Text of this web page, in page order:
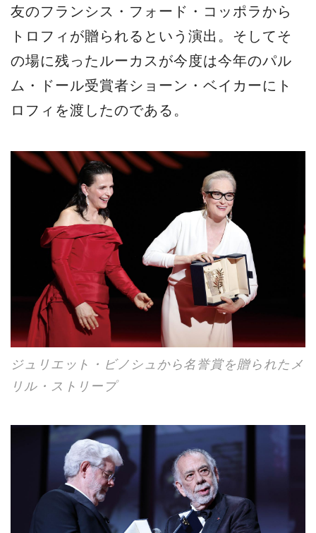
友のフランシス・フォード・コッポラから
トロフィが贈られるという演出。そしてそ
の場に残ったルーカスが今度は今年のパル
ム・ドール受賞者ショーン・ベイカーにト
ロフィを渡したのである。
ジュリエット・ビノシュから名誉賞を贈られたメ
リル・ストリープ